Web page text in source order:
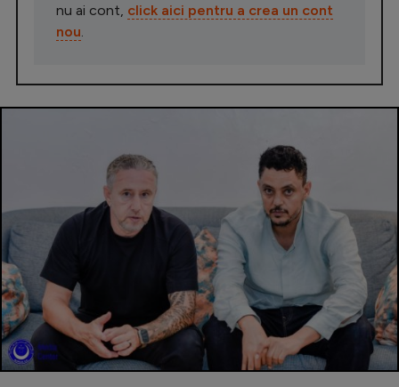
nu ai cont, click aici pentru a crea un cont
nou